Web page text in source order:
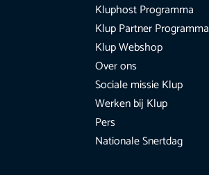
Kluphost Programma
Klup Partner Programma
Klup Webshop
Over ons
Sociale missie Klup
Werken bij Klup
Pers
Nationale Snertdag